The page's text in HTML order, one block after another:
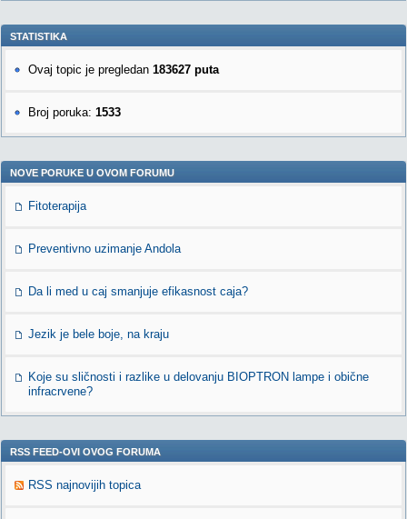
STATISTIKA
Ovaj topic je pregledan 183627 puta
Broj poruka: 1533
NOVE PORUKE U OVOM FORUMU
Fitoterapija
Preventivno uzimanje Andola
Da li med u caj smanjuje efikasnost caja?
Jezik je bele boje, na kraju
Koje su sličnosti i razlike u delovanju BIOPTRON lampe i obične
infracrvene?
RSS FEED-OVI OVOG FORUMA
RSS najnovijih topica